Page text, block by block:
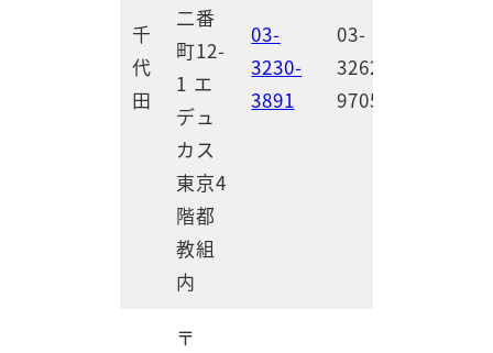
千
代
田
二番
町12-
1 エ
デュ
カス
東京4
階都
教組
内
03-
3230-
3891
03-
3262-
9705
〒